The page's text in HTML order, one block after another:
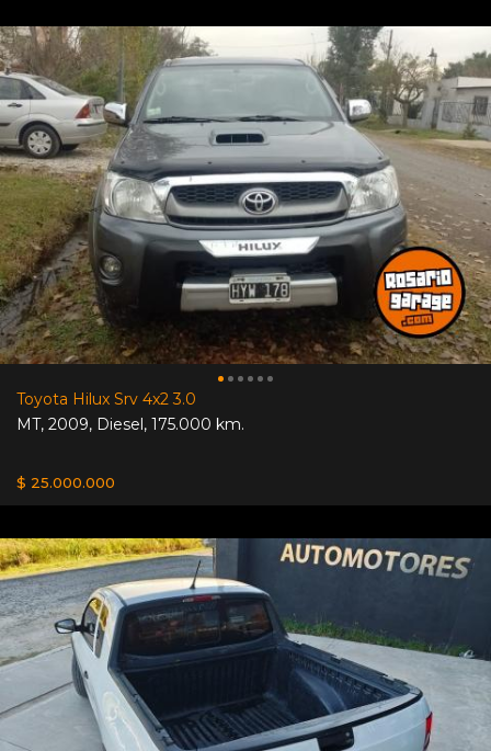
Toyota Hilux Srv 4x2 3.0
MT, 2009, Diesel, 175.000 km.
$ 25.000.000